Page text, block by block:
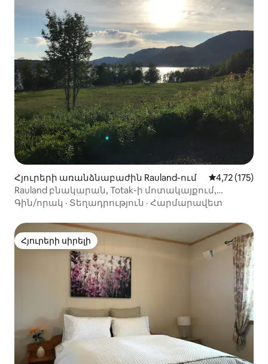
Հյուրերի առանձնաբաժին Rauland-ում Միջին
4,72 (175)
Rauland բնակարան, Totak-ի մոտակայքում,
գեղատեսիլ բնությամբ, 2+1 սենյակ
Գին/որակ · Տեղադրություն · Հարմարավետ
Հյուրերի սիրելի
Հյուրերի սիրելի